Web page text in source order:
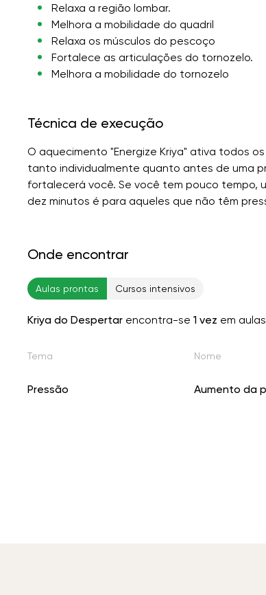
Relaxa a região lombar.
Melhora a mobilidade do quadril
Relaxa os músculos do pescoço
Fortalece as articulações do tornozelo.
Melhora a mobilidade do tornozelo
Técnica de execução
O aquecimento "Energize Kriya" ativa todos
tanto individualmente quanto antes de uma
fortalecerá você. Se você tem pouco tempo,
dez minutos é para aqueles que não têm
Onde encontrar
Aulas prontas Cursos intensivos
Kriya do Despertar encontra-se 1 vez em
Tema Nome
Pressão Aumento da